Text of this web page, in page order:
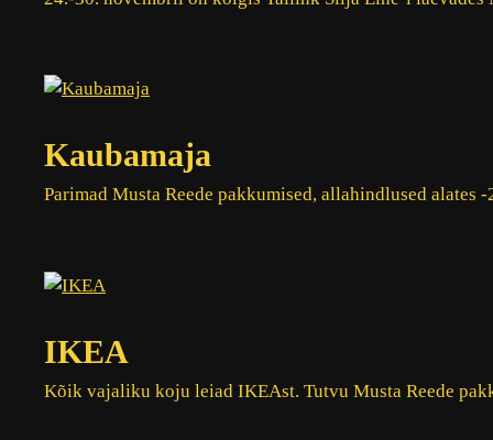
Kaubamaja
Parimad Musta Reede pakkumised, allahindlused alates
IKEA
Kõik vajaliku koju leiad IKEAst. Tutvu Musta Reede